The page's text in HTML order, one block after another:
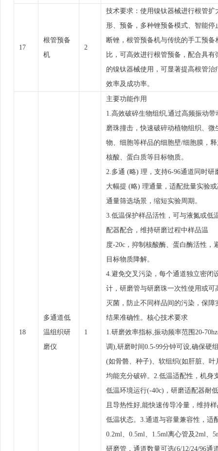
17
根管预备
机
2
技术要求：使用镍钛器械进行根管扩
形、预备，多种锉预备模式、智能停
断锉，根管预备机与传统的手工预备
比，可高效进行根管预备，配合具有
的镍钛器械使用，可显著提高根管治
效率及成功率。
18
多通道低
温组织研
磨仪
1
主要功能作用
1.高效破碎生物组织,通过高频振动带
磨珠撞击，快速破碎动植物组织、微
物、细胞等样品的细胞壁/细胞膜，
核酸、蛋白质等目标物质。
2.多通 (略) 理，支持6-96通道同时研
大幅提 (略) 理通量，适配批量实验
通量筛选场景，缩短实验周期。
3.低温保护样品活性，可与液氮或低
配器配合，维持研磨过程中样品温
度-20c，抑制核酸酶、蛋白酶活性，
目标物质降解。
4.避免交叉污染，每个通道独立密闭
计，研磨管与研磨珠一次性使用或可
灭菌，防止不同样品间的污染，保障
结果准确性。核心技术要求
1.研磨效率指标,振动频率范围20-
调),研磨时间0.5-99分钟可设,确保硬
(如骨骼、种子)、软组织(如肝脏、叶
均能充分破碎。2.低温适配性，机身
低温环境运行(-40c)，研磨适配器耐
且导热性好,能快速传导冷量，维持
低温状态。3.通道与容量兼容性，适
0.2ml、0.5ml、1.5ml离心管及2ml、
研磨管，通道数量可选(6/12/24/96通